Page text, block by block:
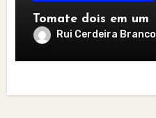
Tomate dois em um
Rui Cerdeira Branco